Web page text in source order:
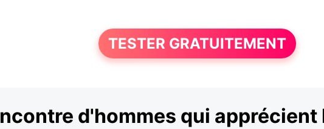
TESTER GRATUITEMENT
d'hommes qui apprécient